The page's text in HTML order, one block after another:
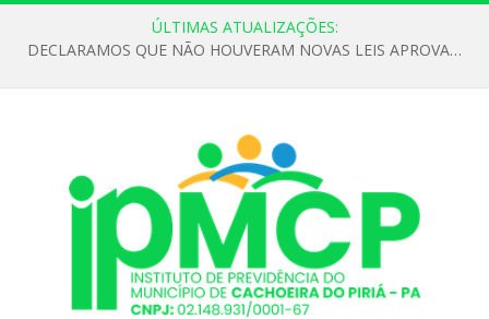
ÚLTIMAS ATUALIZAÇÕES:
DECLARAMOS QUE NÃO HOUVERAM NOVAS LEIS APROVADAS ATÉ O MOMENTO PARA O INSTITUTO DE PREVIDÊNCIA NO ANO DE 2026